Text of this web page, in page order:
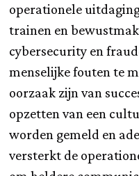
operationele
trainen en
cybersecurity en
menselijke fouten te
oorzaak zijn van
opzetten van een
worden gemeld en
versterkt de